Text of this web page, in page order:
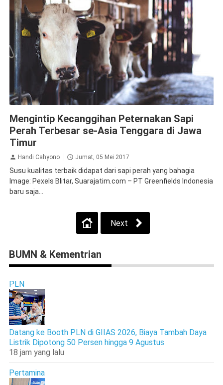
Mengintip Kecanggihan Peternakan Sapi
Perah Terbesar se-Asia Tenggara di Jawa
Timur
Handi Cahyono Jumat, 05 Mei 2017
Susu kualitas terbaik didapat dari sapi perah yang bahagia
Image: Pexels Blitar, Suarajatim.com – PT Greenfields Indonesia
baru saja...
Next
BUMN & Kementrian
PLN
Datang ke Booth PLN di GIIAS 2026, Biaya Tambah Daya
Listrik Dipotong 50 Persen hingga 9 Agustus
18 jam yang lalu
Pertamina